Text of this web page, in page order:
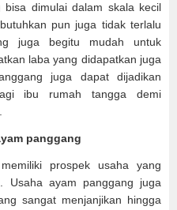
dimulai dalam skala kecil
pun juga tidak terlalu
juga begitu mudah untuk
laba yang didapatkan juga
juga dapat dijadikan
ibu rumah tangga demi
panggang
prospek usaha yang
Usaha ayam panggang juga
sangat menjanjikan hingga